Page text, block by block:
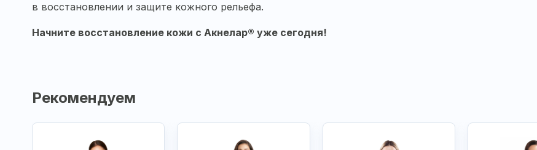
в восстановлении и защите кожного рельефа.
Начните восстановление кожи с Акнелар® уже сегодня!
Рекомендуем